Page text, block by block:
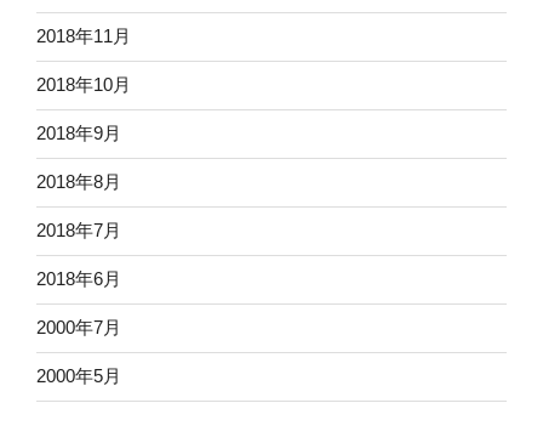
2018年11月
2018年10月
2018年9月
2018年8月
2018年7月
2018年6月
2000年7月
2000年5月